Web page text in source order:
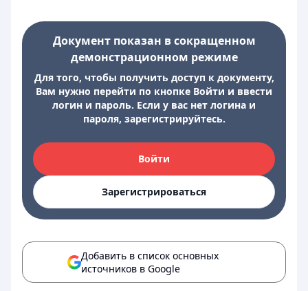
Документ показан в сокращенном
демонстрационном режиме
Для того, чтобы получить доступ к документу,
Вам нужно перейти по кнопке Войти и ввести
логин и пароль. Если у вас нет логина и
пароля, зарегистрируйтесь.
Войти
Зарегистрироваться
Добавить в список основных
источников в Google